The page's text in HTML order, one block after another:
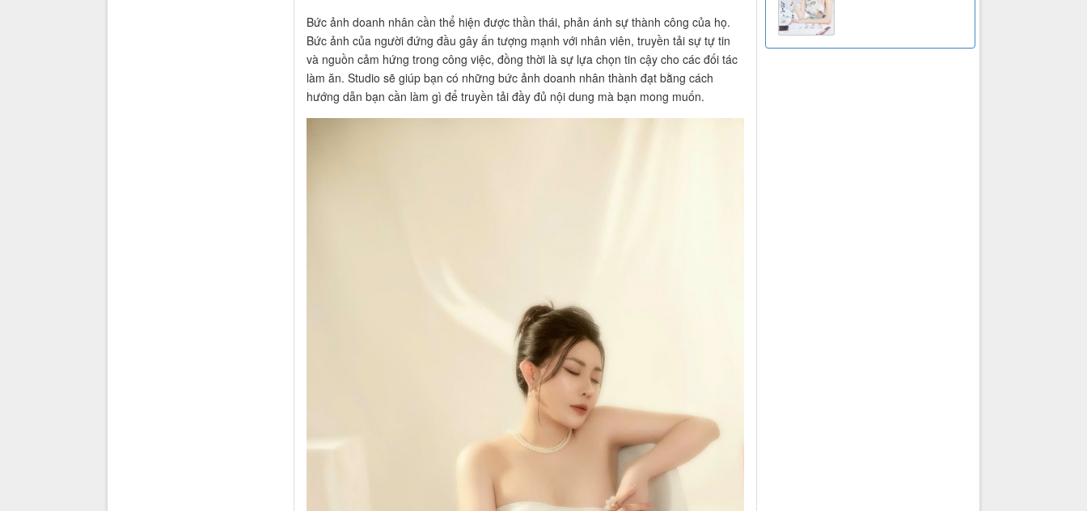
Bức ảnh doanh nhân cần thể hiện được thần thái, phản ánh sự thành công của họ.
Bức ảnh của người đứng đầu gây ấn tượng mạnh với nhân viên, truyền tải sự tự tin
và nguồn cảm hứng trong công việc, đồng thời là sự lựa chọn tin cậy cho các đối tác
làm ăn. Studio sẽ giúp bạn có những bức ảnh doanh nhân thành đạt bằng cách
hướng dẫn bạn cần làm gì để truyền tải đầy đủ nội dung mà bạn mong muốn.